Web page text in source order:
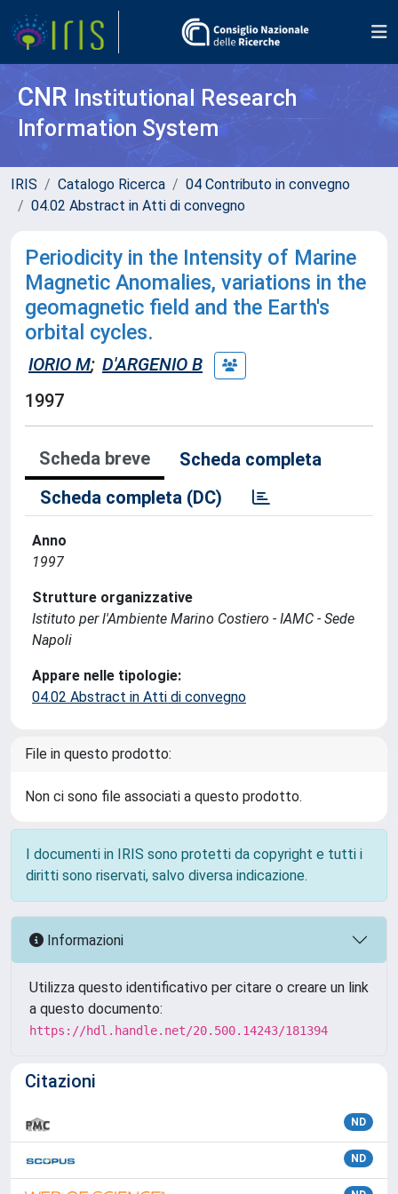
CNR Institutional Research
Information System
IRIS Catalogo Ricerca
04 Contributo in convegno
04.02 Abstract in Atti di convegno
Periodicity in the Intensity of Marine
Magnetic Anomalies, variations in the
geomagnetic field and the Earth's
orbital cycles.
IORIO M; D'ARGENIO B
1997
Scheda breve
Scheda completa
Scheda completa (DC)
Anno
1997
Strutture organizzative
Istituto per l'Ambiente Marino Costiero - IAMC - Sede
Napoli
Appare nelle tipologie:
04.02 Abstract in Atti di convegno
File in questo prodotto:
Non ci sono file associati a questo prodotto.
I documenti in IRIS sono protetti da copyright e tutti i
diritti sono riservati, salvo diversa indicazione.
Informazioni
Utilizza questo identificativo per citare o creare un link
a questo documento:
https://hdl.handle.net/20.500.14243/181394
Citazioni
ND
ND